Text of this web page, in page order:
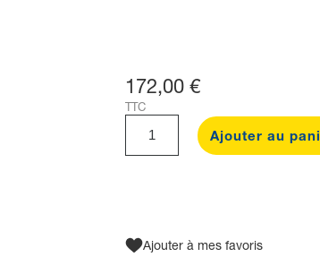
172,00 €
TTC
Ajouter au
Ajouter à mes favoris